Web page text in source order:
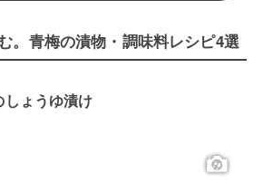
。青梅の漬物・調味料レシピ4選
ょうゆ漬け